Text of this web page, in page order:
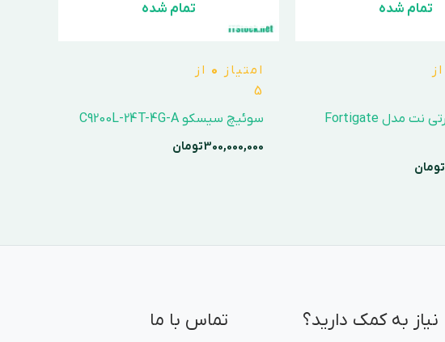
تمام شده
از
فایروال فورتی نت مدل Fortigate
تومان
تمام شده
امتیاز 0 از
5
سوئیچ سیسکو C9200L-24T-4G-A
300,000,000تومان
نیاز به کمک دارید؟ تماس با ما